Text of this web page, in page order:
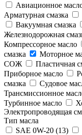
Авиационное
Арматурная смазка
Вакуумная смазка
Железнодорожная
Компрессорное масло
смазка
Моторное
СОЖ
Пластичная
Приборное масло
смазка
Судовое
Трансмиссионное
Турбинное масло
Электропроводящая
Тип масла
SAE 0W-20 (13)